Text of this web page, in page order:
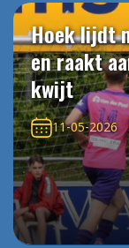
Hoek lijdt
en raakt
kwijt
11-05-2026